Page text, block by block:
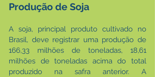
Produção de Soja
A soja, principal produto cultivado no
Brasil, deve registrar uma produção de
166,33 milhões de toneladas, 18,61
milhões de toneladas acima do total
produzido na safra anterior. A